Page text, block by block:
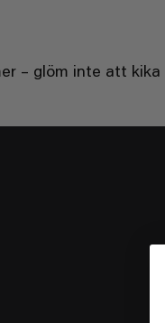
– glöm inte att